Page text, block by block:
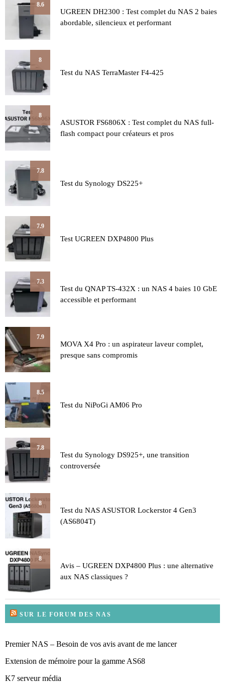
8.6
UGREEN DH2300 : Test complet du NAS 2 baies
abordable, silencieux et performant
8
Test du NAS TerraMaster F4-425
8
ASUSTOR FS6806X : Test complet du NAS full-
flash compact pour créateurs et pros
7.8
Test du Synology DS225+
7.9
Test UGREEN DXP4800 Plus
7.3
Test du QNAP TS-432X : un NAS 4 baies 10 GbE
accessible et performant
7.9
MOVA X4 Pro : un aspirateur laveur complet,
presque sans compromis
8.5
Test du NiPoGi AM06 Pro
7.8
Test du Synology DS925+, une transition
controversée
8
Test du NAS ASUSTOR Lockerstor 4 Gen3
(AS6804T)
8
Avis – UGREEN DXP4800 Plus : une alternative
aux NAS classiques ?
SUR LE FORUM DES NAS
Premier NAS – Besoin de vos avis avant de me lancer
Extension de mémoire pour la gamme AS68
K7 serveur média